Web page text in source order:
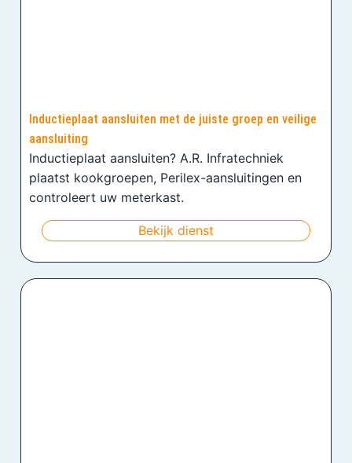
Inductieplaat aansluiten met de juiste groep en veilige
aansluiting
Inductieplaat aansluiten? A.R. Infratechniek
plaatst kookgroepen, Perilex-aansluitingen en
controleert uw meterkast.
Bekijk dienst